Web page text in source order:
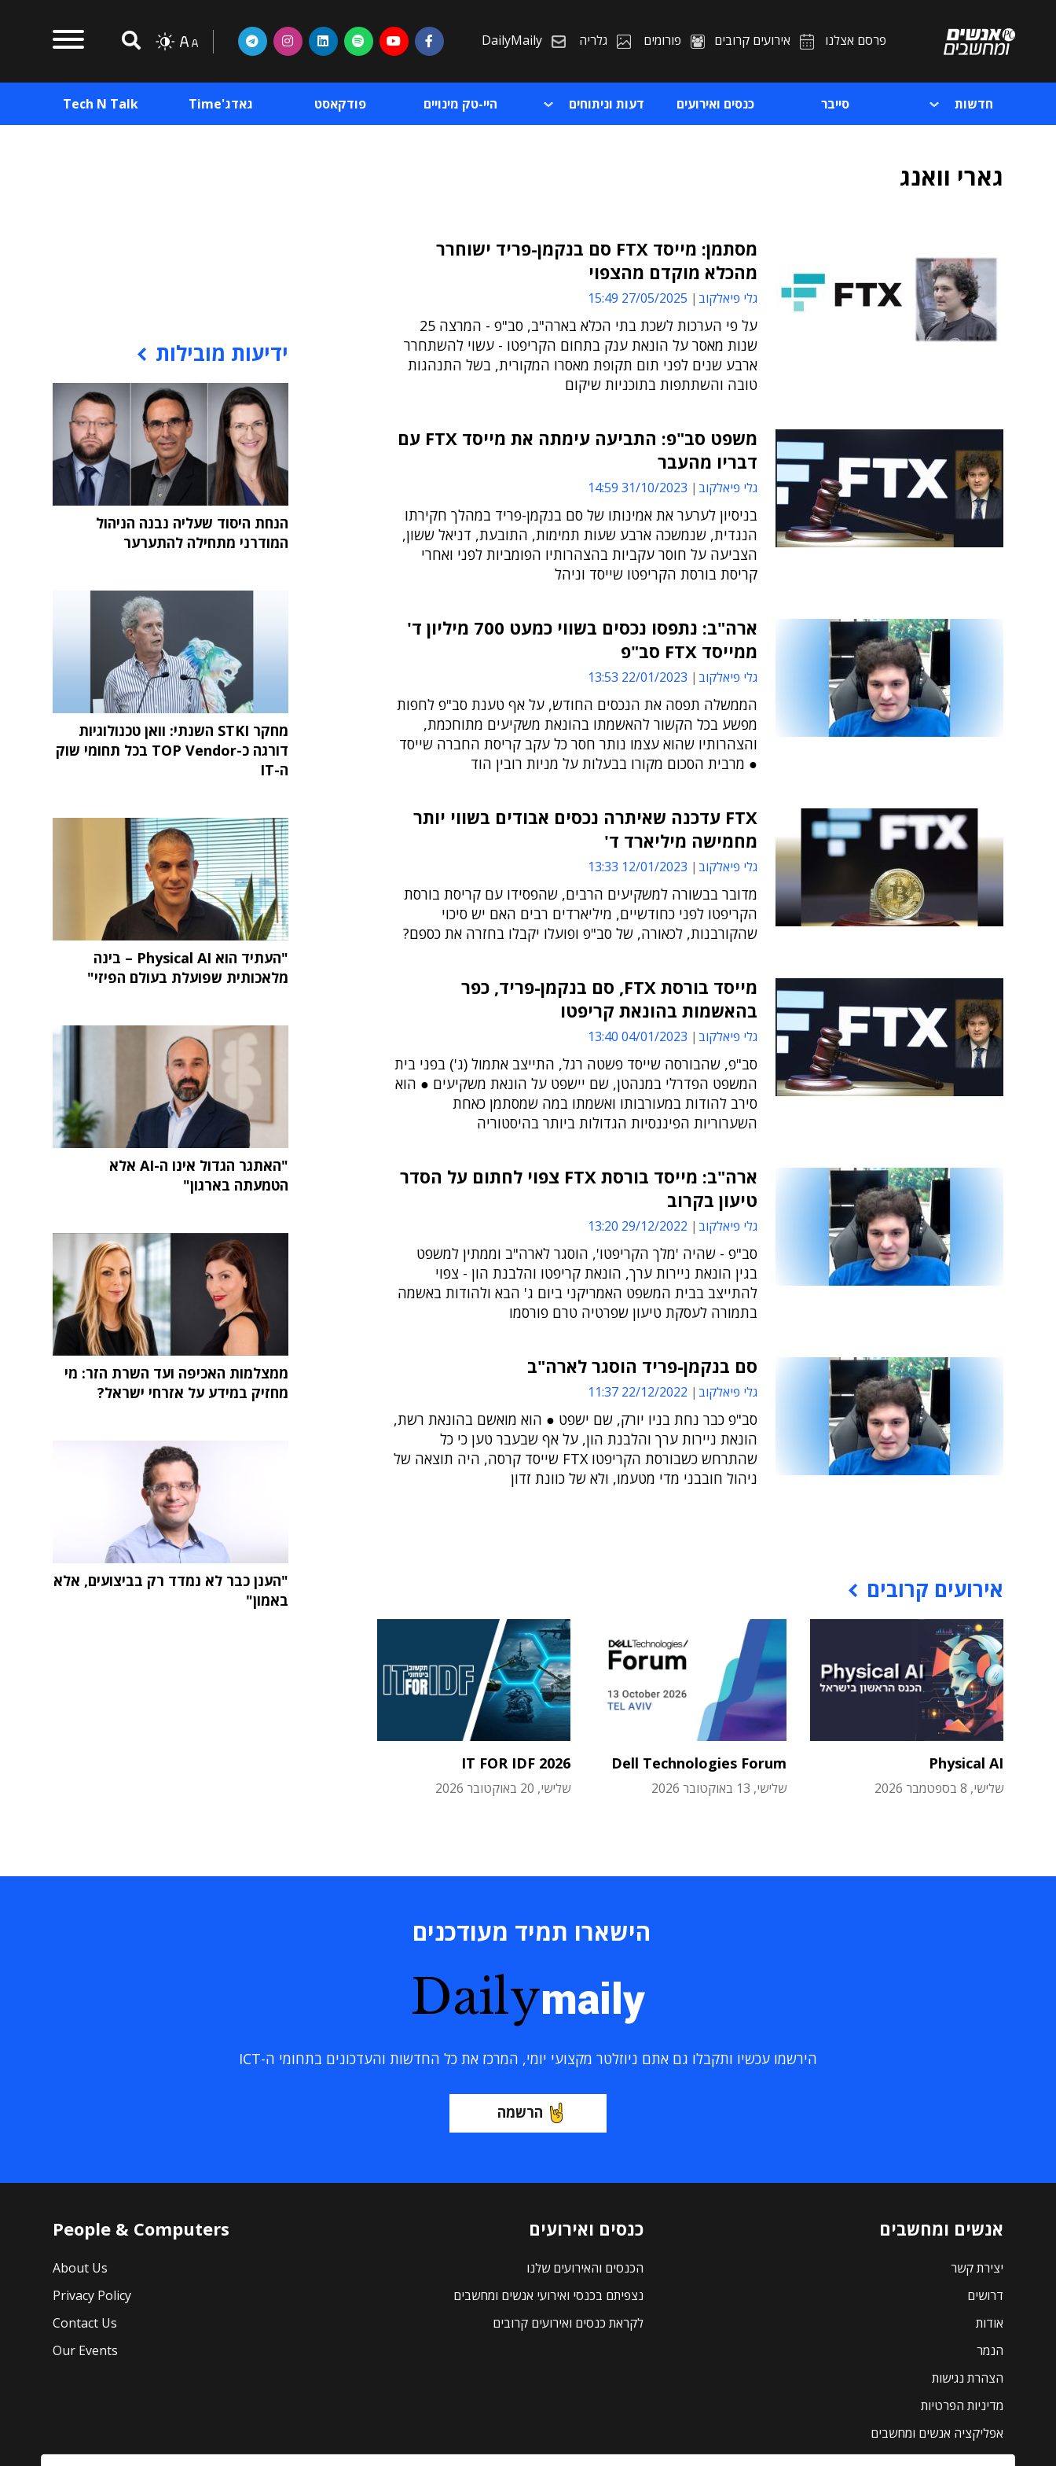
פרסם אצלנו אירועים קרובים פורומים גלריה DailyMaily
חדשות סייבר כנסים ואירועים דעות וניתוחים היי-טק מינויים פודקאסט גאדג'Time Tech N Talk
גארי וואנג
מסתמן: מייסד FTX סם בנקמן-פריד ישוחרר
מהכלא מוקדם מהצפוי
גלי פיאלקוב 27/05/2025 15:49
על פי הערכות לשכת בתי הכלא בארה"ב, סב"פ - המרצה 25
שנות מאסר על הונאת ענק בתחום הקריפטו - עשוי להשתחרר
ארבע שנים לפני תום תקופת מאסרו המקורית, בשל התנהגות
טובה והשתתפות בתוכניות שיקום
משפט סב"פ: התביעה עימתה את מייסד FTX עם
דבריו מהעבר
גלי פיאלקוב 31/10/2023 14:59
בניסיון לערער את אמינותו של סם בנקמן-פריד במהלך חקירתו
הנגדית, שנמשכה ארבע שעות תמימות, התובעת, דניאל ששון,
הצביעה על חוסר עקביות בהצהרותיו הפומביות לפני ואחרי
קריסת בורסת הקריפטו שייסד וניהל
ארה"ב: נתפסו נכסים בשווי כמעט 700 מיליון ד'
ממייסד FTX סב"פ
גלי פיאלקוב 22/01/2023 13:53
הממשלה תפסה את הנכסים החודש, על אף טענת סב"פ לחפות
מפשע בכל הקשור להאשמתו בהונאת משקיעים מתוחכמת,
והצהרותיו שהוא עצמו נותר חסר כל עקב קריסת החברה שייסד
● מרבית הסכום מקורו בבעלות על מניות רובין הוד
FTX עדכנה שאיתרה נכסים אבודים בשווי יותר
מחמישה מיליארד ד'
גלי פיאלקוב 12/01/2023 13:33
מדובר בבשורה למשקיעים הרבים, שהפסידו עם קריסת בורסת
הקריפטו לפני כחודשיים, מיליארדים רבים האם יש סיכוי
שהקורבנות, לכאורה, של סב"פ ופועלו יקבלו בחזרה את כספם?
מייסד בורסת FTX, סם בנקמן-פריד, כפר
בהאשמות בהונאת קריפטו
גלי פיאלקוב 04/01/2023 13:40
סב"פ, שהבורסה שייסד פשטה רגל, התייצב אתמול (ג') בפני בית
המשפט הפדרלי במנהטן, שם יישפט על הונאת משקיעים ● הוא
סירב להודות במעורבותו ואשמתו במה שמסתמן כאחת
השערוריות הפיננסיות הגדולות ביותר בהיסטוריה
ארה"ב: מייסד בורסת FTX צפוי לחתום על הסדר
טיעון בקרוב
גלי פיאלקוב 29/12/2022 13:20
סב"פ - שהיה 'מלך הקריפטו', הוסגר לארה"ב וממתין למשפט
בגין הונאת ניירות ערך, הונאת קריפטו והלבנת הון - צפוי
להתייצב בבית המשפט האמריקני ביום ג' הבא ולהודות באשמה
בתמורה לעסקת טיעון שפרטיה טרם פורסמו
סם בנקמן-פריד הוסגר לארה"ב
גלי פיאלקוב 22/12/2022 11:37
סב"פ כבר נחת בניו יורק, שם ישפט ● הוא מואשם בהונאת רשת,
הונאת ניירות ערך והלבנת הון, על אף שבעבר טען כי כל
שהתרחש כשבורסת הקריפטו FTX שייסד קרסה, היה תוצאה של
ניהול חובבני מדי מטעמו, ולא של כוונת זדון
אירועים קרובים
Physical AI
שלישי, 8 בספטמבר 2026
Dell Technologies Forum
שלישי, 13 באוקטובר 2026
IT FOR IDF 2026
שלישי, 20 באוקטובר 2026
ידיעות מובילות
הנחת היסוד שעליה נבנה הניהול
המודרני מתחילה להתערער
מחקר STKI השנתי: וואן טכנולוגיות
דורגה כ-TOP Vendor בכל תחומי שוק
ה-IT
"העתיד הוא Physical AI – בינה
מלאכותית שפועלת בעולם הפיזי"
"האתגר הגדול אינו ה-AI אלא
הטמעתה בארגון"
ממצלמות האכיפה ועד השרת הזר: מי
מחזיק במידע על אזרחי ישראל?
"הענן כבר לא נמדד רק בביצועים, אלא
באמון"
הישארו תמיד מעודכנים
Dailymaily
הירשמו עכשיו ותקבלו גם אתם ניוזלטר מקצועי יומי, המרכז את כל החדשות והעדכונים בתחומי ה-ICT
הרשמה
אנשים ומחשבים
יצירת קשר
דרושים
אודות
הנמר
הצהרת נגישות
מדיניות הפרטיות
אפליקציה אנשים ומחשבים
כנסים ואירועים
הכנסים והאירועים שלנו
נצפיתם בכנסי ואירועי אנשים ומחשבים
לקראת כנסים ואירועים קרובים
People & Computers
About Us
Privacy Policy
Contact Us
Our Events